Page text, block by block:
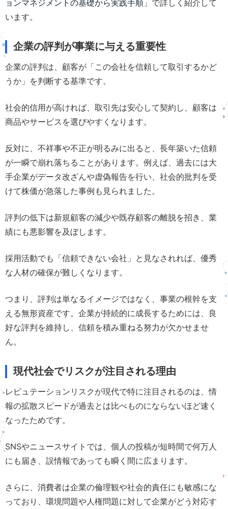
ョンマネジメントの基礎から実践手順 」で詳しく紹介して
います。
企業の評判が事業に与える重要性
企業の評判は、顧客が「この会社を信頼して取引するかど
うか」を判断する基準です。
社会的信用が高ければ、取引先は安心して契約し、顧客は
商品やサービスを選びやすくなります。
反対に、不祥事や不正が明るみに出ると、長年築いた信頼
が一瞬で崩れ落ちることがあります。例えば、過去には大
手企業がデータ改ざんや虚偽報告を行い、社会的批判を受
けて株価が急落した事例も見られました。
評判の低下は新規顧客の減少や既存顧客の離脱を招き、業
績にも悪影響を及ぼします。
採用活動でも「信頼できない会社」と見なされれば、優秀
な人材の確保が難しくなります。
つまり、評判は単なるイメージではなく、事業の根幹を支
える無形資産です。企業が持続的に成長するためには、良
好な評判を維持し、信頼を積み重ねる努力が欠かせませ
ん。
現代社会でリスクが注目される理由
レピュテーションリスクが現代で特に注目されるのは、情
報の拡散スピードが過去とは比べものにならないほど速く
なったためです。
SNSやニュースサイトでは、個人の投稿が短時間で何万人
にも届き、誤情報であっても瞬く間に広まります。
さらに、消費者は企業の倫理観や社会的責任にも敏感にな
っており、環境問題や人権問題に対して企業がどう対応す